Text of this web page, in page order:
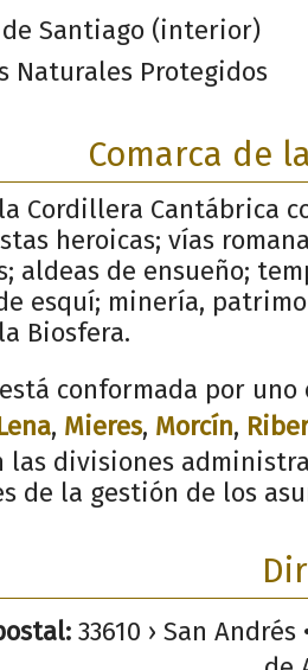
de Santiago (interior)
Naturales Protegidos
Comarca de
Cordillera Cantábrica
heroicas; vías
aldeas de ensueño;
esquí; minería,
Biosfera.
conformada por
, Mieres, Morcín,
las divisiones
de la gestión de los
33610 › San